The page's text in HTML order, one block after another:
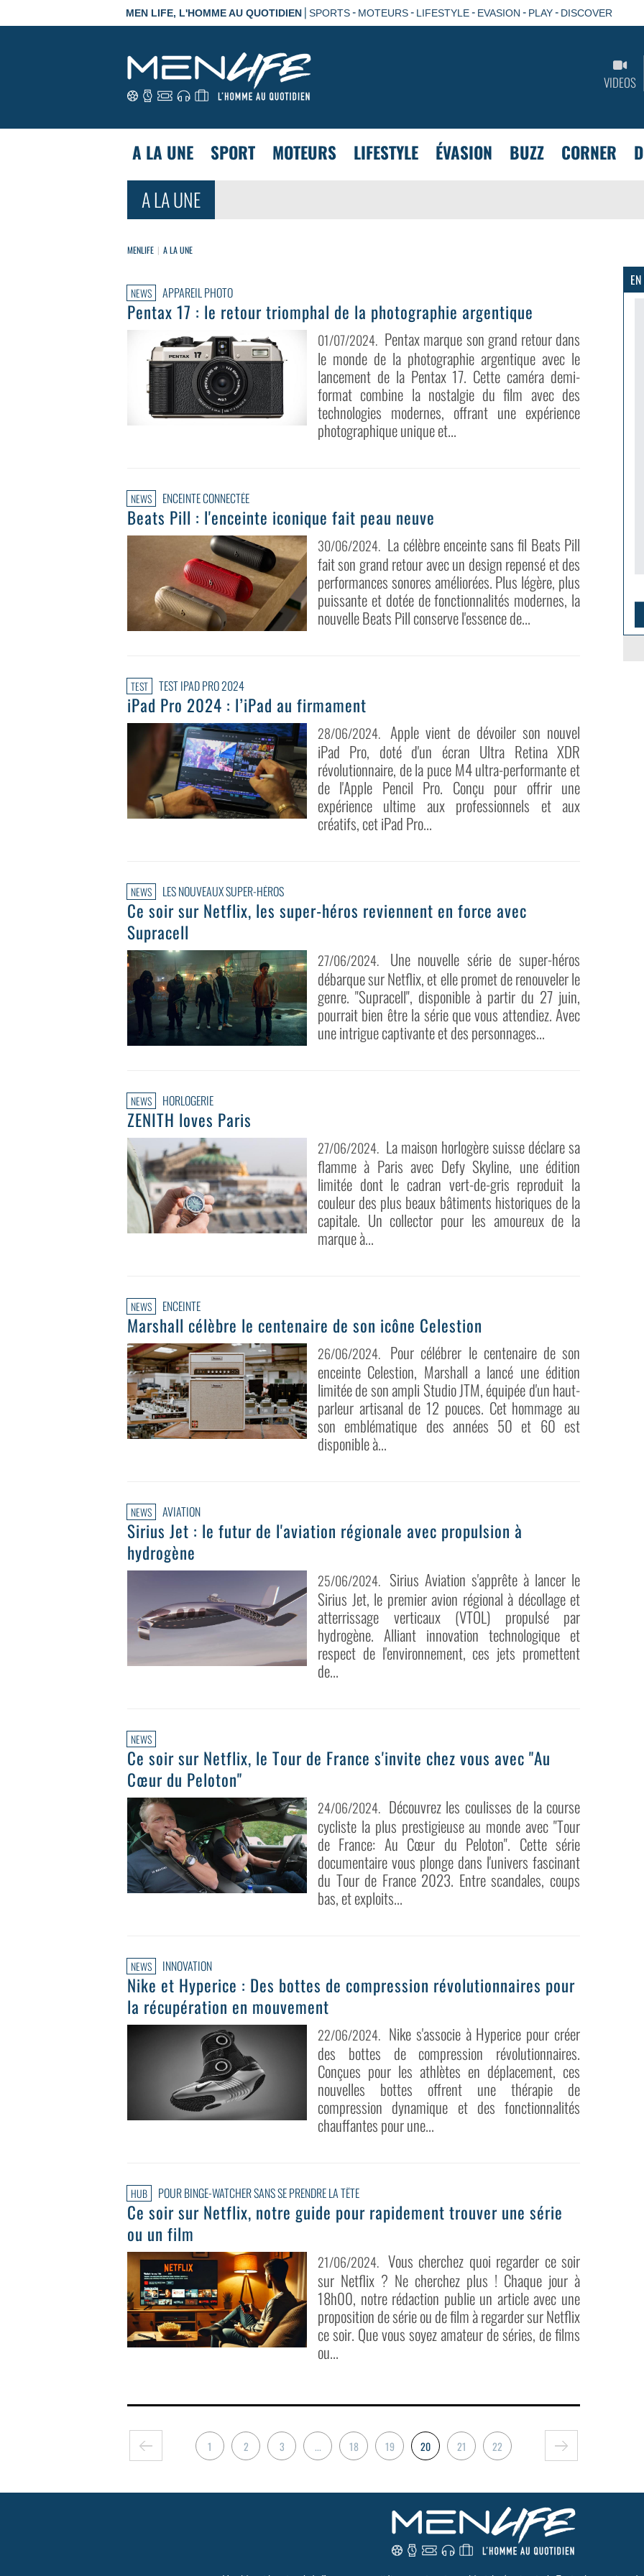
MEN LIFE, L'HOMME AU QUOTIDIEN | SPORTS- MOTEURS- LIFESTYLE- EVASION - PLAY- DISCOVER
VIDEOS
A LA UNE SPORT MOTEURS LIFESTYLE ÉVASION BUZZ CORNER
A LA UNE
MENLIFE A LA UNE
NEWS APPAREIL PHOTO
Pentax 17 : le retour triomphal de la photographie argentique
01/07/2024. Pentax marque son grand retour dans
le monde de la photographie argentique avec le
lancement de la Pentax 17. Cette caméra demi-
format combine la nostalgie du film avec des
technologies modernes, offrant une expérience
photographique unique et...
NEWS ENCEINTE CONNECTÉE
Beats Pill : l'enceinte iconique fait peau neuve
30/06/2024. La célèbre enceinte sans fil Beats Pill
fait son grand retour avec un design repensé et des
performances sonores améliorées. Plus légère, plus
puissante et dotée de fonctionnalités modernes, la
nouvelle Beats Pill conserve l'essence de...
TEST TEST IPAD PRO 2024
iPad Pro 2024 : l’iPad au firmament
28/06/2024. Apple vient de dévoiler son nouvel
iPad Pro, doté d'un écran Ultra Retina XDR
révolutionnaire, de la puce M4 ultra-performante et
de l'Apple Pencil Pro. Conçu pour offrir une
expérience ultime aux professionnels et aux
créatifs, cet iPad Pro...
NEWS LES NOUVEAUX SUPER-HÉROS
Ce soir sur Netflix, les super-héros reviennent en force avec
Supracell
27/06/2024.
Une nouvelle série de super-héros
débarque sur Netflix, et elle promet de renouveler le
genre. "Supracell", disponible à partir du 27 juin,
pourrait bien être la série que vous attendiez. Avec
une intrigue captivante et des personnages...
NEWS HORLOGERIE
ZENITH loves Paris
27/06/2024. La maison horlogère suisse déclare sa
flamme à Paris avec Defy Skyline, une édition
limitée dont le cadran vert-de-gris reproduit la
couleur des plus beaux bâtiments historiques de la
capitale. Un collector pour les amoureux de la
marque à...
NEWS ENCEINTE
Marshall célèbre le centenaire de son icône Celestion
26/06/2024. Pour célébrer le centenaire de son
enceinte Celestion, Marshall a lancé une édition
limitée de son ampli Studio JTM, équipée d'un haut-
parleur artisanal de 12 pouces. Cet hommage au
son emblématique des années 50 et 60 est
disponible à...
NEWS AVIATION
Sirius Jet : le futur de l'aviation régionale avec propulsion à
hydrogène
25/06/2024. Sirius Aviation s'apprête à lancer le
Sirius Jet, le premier avion régional à décollage et
atterrissage verticaux (VTOL) propulsé par
hydrogène. Alliant innovation technologique et
respect de l'environnement, ces jets promettent
de...
NEWS
Ce soir sur Netflix, le Tour de France s'invite chez vous avec "Au
Cœur du Peloton"
24/06/2024. Découvrez les coulisses de la course
cycliste la plus prestigieuse au monde avec "Tour
de France: Au Cœur du Peloton". Cette série
documentaire vous plonge dans l'univers fascinant
du Tour de France 2023. Entre scandales, coups
bas, et exploits...
NEWS INNOVATION
Nike et Hyperice : Des bottes de compression révolutionnaires pour
la récupération en mouvement
22/06/2024. Nike s'associe à Hyperice pour créer
des bottes de compression révolutionnaires.
Conçues pour les athlètes en déplacement, ces
nouvelles bottes offrent une thérapie de
compression dynamique et des fonctionnalités
chauffantes pour une...
HUB POUR BINGE-WATCHER SANS SE PRENDRE LA TÊTE
Ce soir sur Netflix, notre guide pour rapidement trouver une série
ou un film
21/06/2024. Vous cherchez quoi regarder ce soir
sur Netflix ? Ne cherchez plus ! Chaque jour à
18h00, notre rédaction publie un article avec une
proposition de série ou de film à regarder sur Netflix
ce soir. Que vous soyez amateur de séries, de films
ou...
1 2 3 ... 18 19 20 21 22